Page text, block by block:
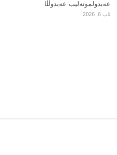
عەبدولموتەلیب عەبدوڵڵا
ئاب 6, 2026